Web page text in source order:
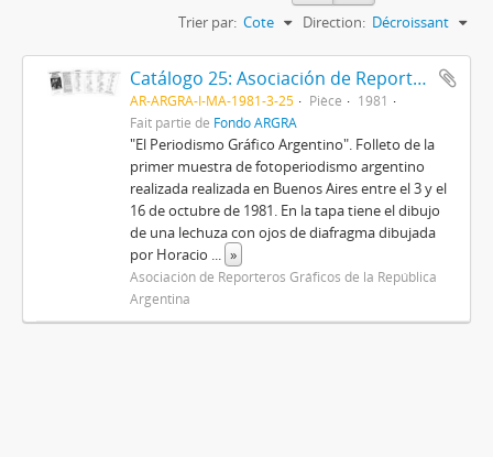
Trier par: Cote Direction: Décroissant
Catálogo 25: Asociación de Reporteros Gráficos de la República Argentina
AR-ARGRA-I-MA-1981-3-25 Pièce
1981
Fait partie de Fondo ARGRA
"El Periodismo Gráfico Argentino". Folleto de la
primer muestra de fotoperiodismo argentino
realizada realizada en Buenos Aires entre el 3 y el
16 de octubre de 1981. En la tapa tiene el dibujo
de una lechuza con ojos de diafragma dibujada
por Horacio ... »
Asociación de Reporteros Gráficos de la República
Argentina